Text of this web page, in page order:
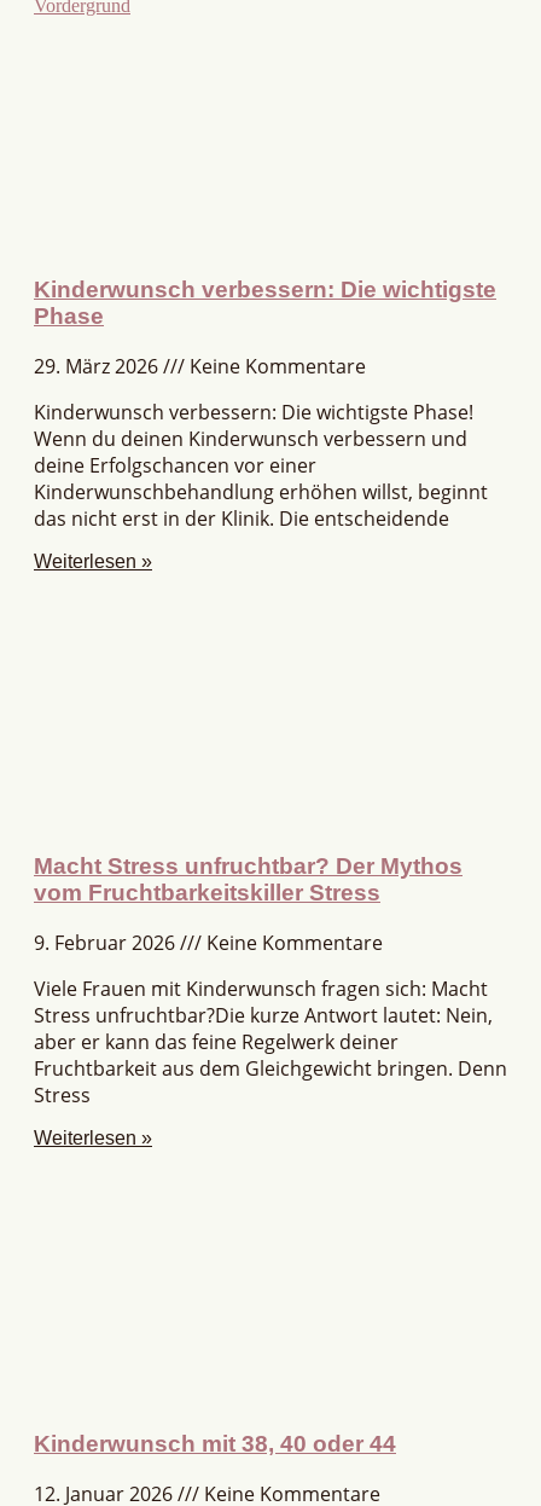
Kinderwunsch verbessern: Die wichtigste
Phase
29. März 2026
Keine Kommentare
Kinderwunsch verbessern: Die wichtigste Phase!
Wenn du deinen Kinderwunsch verbessern und
deine Erfolgschancen vor einer
Kinderwunschbehandlung erhöhen willst, beginnt
das nicht erst in der Klinik. Die entscheidende
Weiterlesen »
Macht Stress unfruchtbar? Der Mythos
vom Fruchtbarkeitskiller Stress
9. Februar 2026
Keine Kommentare
Viele Frauen mit Kinderwunsch fragen sich: Macht
Stress unfruchtbar?Die kurze Antwort lautet: Nein,
aber er kann das feine Regelwerk deiner
Fruchtbarkeit aus dem Gleichgewicht bringen. Denn
Stress
Weiterlesen »
Kinderwunsch mit 38, 40 oder 44
12. Januar 2026 Keine Kommentare